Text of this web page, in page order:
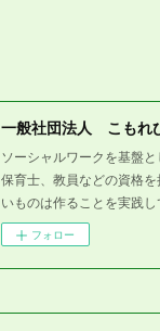
一般社団法人 こもれ
ソーシャルワークを基盤
保育士、教員などの資格
いものは作ることを実践し
フォロー